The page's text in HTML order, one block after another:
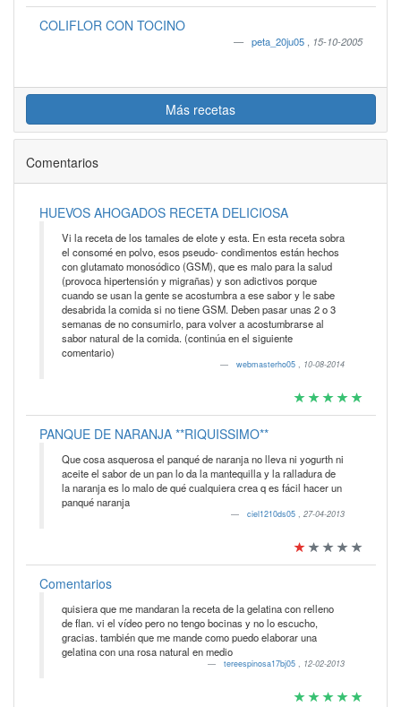
COLIFLOR CON TOCINO
peta_20ju05 15-10-2005
Más recetas
Comentarios
HUEVOS AHOGADOS RECETA DELICIOSA
Vi la receta de los tamales de elote y esta. En esta receta sobra
el consomé en polvo, esos pseudo- condimentos están hechos
con glutamato monosódico (GSM), que es malo para la salud
(provoca hipertensión y migrañas) y son adictivos porque
cuando se usan la gente se acostumbra a ese sabor y le sabe
desabrida la comida si no tiene GSM. Deben pasar unas 2 o 3
semanas de no consumirlo, para volver a acostumbrarse al
sabor natural de la comida. (continúa en el siguiente
comentario)
webmasterho05 , 10-08-2014
PANQUE DE NARANJA **RIQUISSIMO**
Que cosa asquerosa el panqué de naranja no lleva ni yogurth ni
aceite el sabor de un pan lo da la mantequilla y la ralladura de
la naranja es lo malo de qué cualquiera crea q es fácil hacer un
panqué naranja
ciel1210ds05 , 27-04-2013
Comentarios
quisiera que me mandaran la receta de la gelatina con relleno
de flan. vi el vídeo pero no tengo bocinas y no lo escucho,
gracias. también que me mande como puedo elaborar una
gelatina con una rosa natural en medio
tereespinosa17bj05 , 12-02-2013